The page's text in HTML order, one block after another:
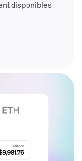
disponibles